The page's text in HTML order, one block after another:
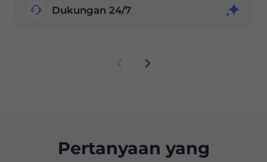
Dukungan 24/7
Pertanyaan yang